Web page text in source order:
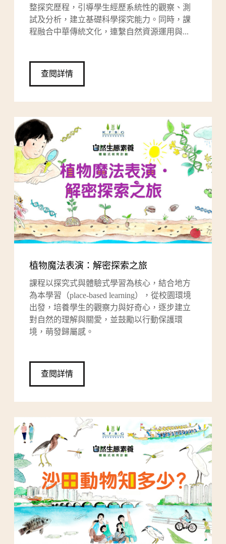
整探究歷程，引導學生經歷系統性的觀察、測
試及分析，建立基礎科學探究能力。同時，課
程融合中華傳統文化，連繫自然資源運用與...
查閱詳情
植物魔法表演：解密探索之旅
課程以探究式與體驗式學習為核心，結合地方
為本學習（place-based learning），從校園環境
出發，培養學生的觀察力與好奇心，逐步建立
對自然的理解與關愛，並鼓勵以行動保護環
境，萌發歸屬感。
查閱詳情